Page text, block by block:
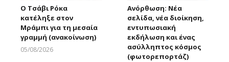
Ο Τσάβι Ρόκα
κατέληξε στον
Μράμπι για τη μεσαία
γραμμή (ανακοίνωση)
05/08/2026
Ανόρθωση: Νέα
σελίδα, νέα διοίκηση,
εντυπωσιακή
εκδήλωση και ένας
ασύλληπτος κόσμος
(φωτορεπορτάζ)